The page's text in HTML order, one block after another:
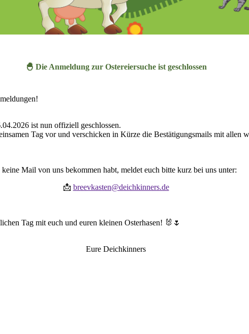
🐣 Die Anmeldung zur Ostereiersuche ist geschlossen
ist nun offiziell geschlossen.
Tag vor und verschicken in Kürze die Bestätigungsmails mit allen
Mail von uns bekommen habt, meldet euch bitte kurz bei uns unter:
📩 breevkasten@deichkinners.de
Tag mit euch und euren kleinen Osterhasen! 🐰🌷
Eure Deichkinners